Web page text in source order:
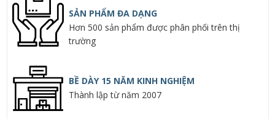
SẢN PHẨM ĐA DẠNG
Hơn 500 sản phẩm được phân phối trên thị
trường
BỀ DÀY 15 NĂM KINH NGHIỆM
Thành lập từ năm 2007